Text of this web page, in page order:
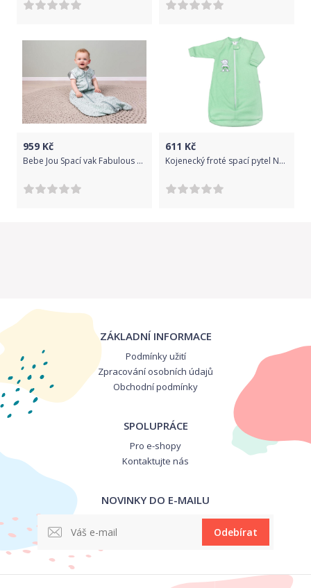
959 Kč
Bebe Jou Spací vak Fabulous Paper Planes
611 Kč
Kojenecký froté spací pytel New Baby medvídek mátový - Kojenecký froté spací pytel New Baby medvídek mátový
ZÁKLADNÍ INFORMACE
Podmínky užití
Zpracování osobních údajů
Obchodní podmínky
SPOLUPRÁCE
Pro e-shopy
Kontaktujte nás
NOVINKY DO E-MAILU
Odebírat